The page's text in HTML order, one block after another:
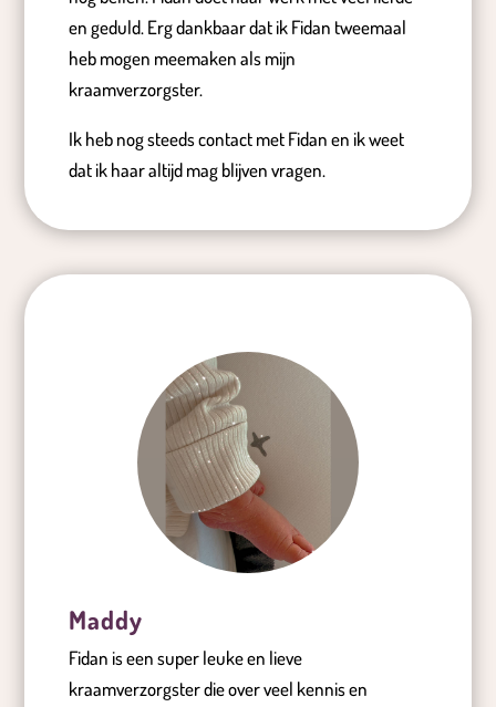
en geduld. Erg dankbaar dat ik Fidan tweemaal
heb mogen meemaken als mijn
kraamverzorgster.
Ik heb nog steeds contact met Fidan en ik weet
dat ik haar altijd mag blijven vragen.
Maddy
Fidan is een super leuke en lieve
kraamverzorgster die over veel kennis en